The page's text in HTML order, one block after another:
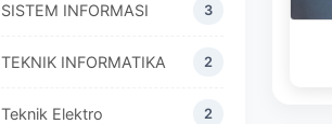
SISTEM INFORMASI 3
TEKNIK INFORMATIKA 2
Teknik Elektro 2